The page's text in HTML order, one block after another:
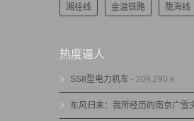
湘桂线 金温铁路 陇海线
热度逼人
SS8型电力机车 - 209,290 s
东风归来：我所经历的南京广雪